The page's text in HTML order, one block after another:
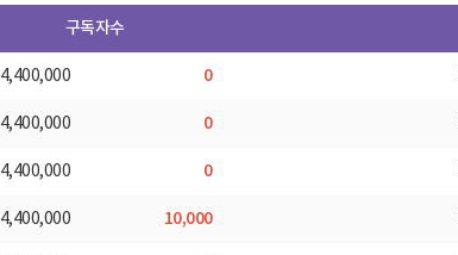
구독자수
4,400,000 0
4,400,000 0
4,400,000 0
4,400,000 10,000